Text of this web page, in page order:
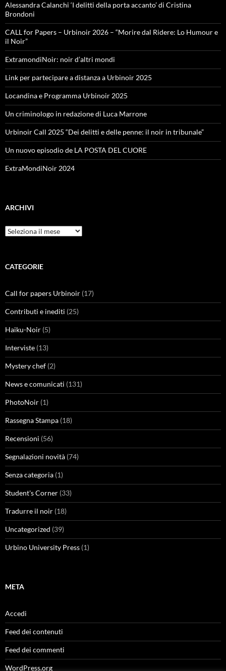
Alessandra Calanchi ‘I delitti della porta accanto’ di Cristina
Brondoni
CALL for Papers – Urbinoir 2026 – “Morire dal Ridere: Lo Humour e
il Noir”
ExtramondiNoir: noir d’altri mondi
Link per partecipare a distanza a Urbinoir 2025
Locandina e Programma Urbinoir 2025
Un criminologo in redazione di Luca Marrone
Urbinoir Call 2025 “Dei delitti e delle penne: il noir in tribunale”
Un nuovo episodio de LA POSTA DEL CUORE
ExtraMondiNoir 2024
ARCHIVI
Archivi
CATEGORIE
Call for papers Urbinoir (17)
Contributi e inediti (25)
Haiku-Noir (5)
Interviste (13)
Mystery chef (2)
News e comunicati (131)
PhotoNoir (1)
Rassegna Stampa (18)
Recensioni (56)
Segnalazioni novità (74)
Senza categoria (1)
Student's Corner (33)
Tradurre il noir (18)
Uncategorized (39)
Urbino University Press (1)
META
Accedi
Feed dei contenuti
Feed dei commenti
WordPress.org